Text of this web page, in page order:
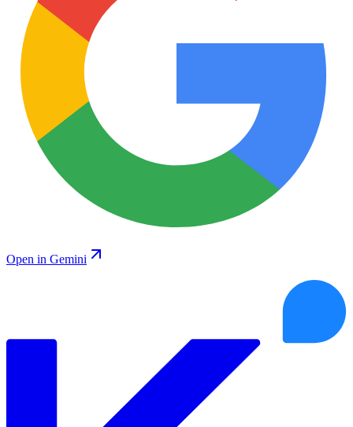
Open in Gemini